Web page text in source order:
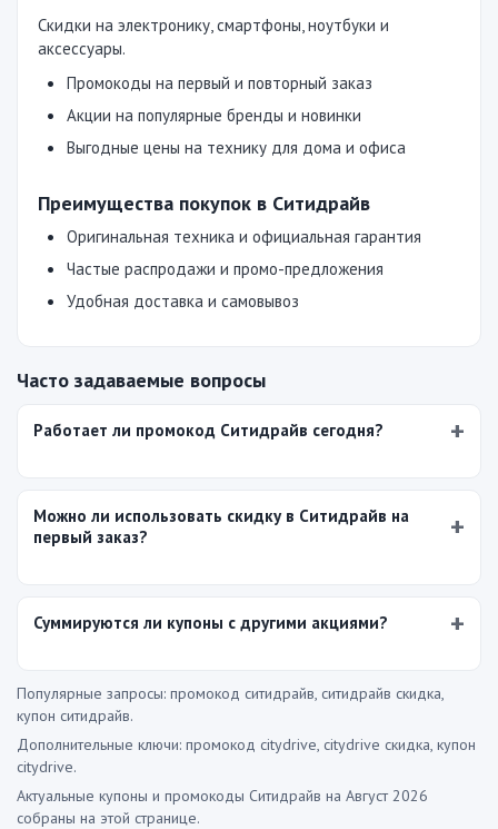
Скидки на электронику, смартфоны, ноутбуки и
аксессуары.
Промокоды на первый и повторный заказ
Акции на популярные бренды и новинки
Выгодные цены на технику для дома и офиса
Преимущества покупок в Ситидрайв
Оригинальная техника и официальная гарантия
Частые распродажи и промо-предложения
Удобная доставка и самовывоз
Часто задаваемые вопросы
Работает ли промокод Ситидрайв сегодня?
Можно ли использовать скидку в Ситидрайв на
первый заказ?
Суммируются ли купоны с другими акциями?
Популярные запросы: промокод ситидрайв, ситидрайв скидка,
купон ситидрайв.
Дополнительные ключи: промокод citydrive, citydrive скидка, купон
citydrive.
Актуальные купоны и промокоды Ситидрайв на Август 2026
собраны на этой странице.